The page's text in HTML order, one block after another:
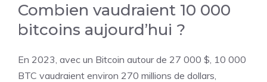
Combien vaudraient 10 000
bitcoins aujourd’hui ?
En 2023, avec un Bitcoin autour de 27 000 $, 10 000
BTC vaudraient environ 270 millions de dollars,